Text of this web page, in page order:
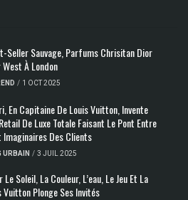
Seller Sauvage, Parfums Chrisitan Dior
À London
/ 1 OCT 2025
En Capitaine De Louis Vuitton, Invente
De Luxe Totale Faisant Le Pont Entre
Imaginaires Des Clients
URBAIN / 3 JUIL 2025
Soleil, La Couleur, L’eau, Le Jeu Et La
Plonge Ses Invités